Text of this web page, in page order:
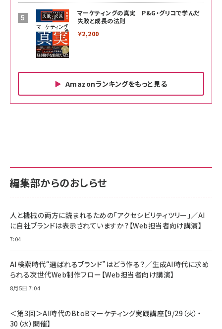
マーケティングの真実 P&G・グリコで学んだ
失敗と成長の法則
￥2,200
Amazonランキングをもっと見る
￥880
anan(アンアン)2026/06/24号 No.2500増刊
スペシャルエディション[王道エンタメの矜持／
￥1,100
年後半、あなたの恋と運命／山田涼介]
￥880
サポート正規品 メーカー保証5年 KLMEA128G
NIMASO ガラスフィルム iPhone 17 用 保護フィ
すい ガイド枠付き いPhone17 (6.3インチ) 対応
2枚セット DSP25F1698
￥1,599
【New】Amazon Fire TV Stick HD | 手軽にスト
レイヤー
￥6,980
Anker Soundcore P31i (Bluetooth 6.1) 【完
全ワイヤレスイヤホン/アクティブノイズキャンセリ
ング/マルチポイント接続 / 最大50時間再生 / PSE
サポート正規品 メーカー保証5年 KLMEA128G
Amazon eギフトカード - Amazonロゴ - クラ
￥5,000
ケーブル Anker絡まないケーブル 240W 結束バン
17 / 16 / 15 / Galaxy iPad Pro MacBook
Pro/Air 各種対応 (1.8m ミッドナイトブラック)
￥1,890
編集部からのおしらせ
人と機械の両方に読まれるための「アクセシビリティツリー」／AI
に自社ブランドは表示されていますか？【Web担当者向け講演】
7:04
AI検索時代“選ばれるブランド”はどう作る？／生成AI時代に求め
られる次世代Web制作フロー【Web担当者向け講演】
8月5日 7:04
＜第3回＞AI時代のBtoBマーケティング実践講座【9/29（火）・
30（水）開催】